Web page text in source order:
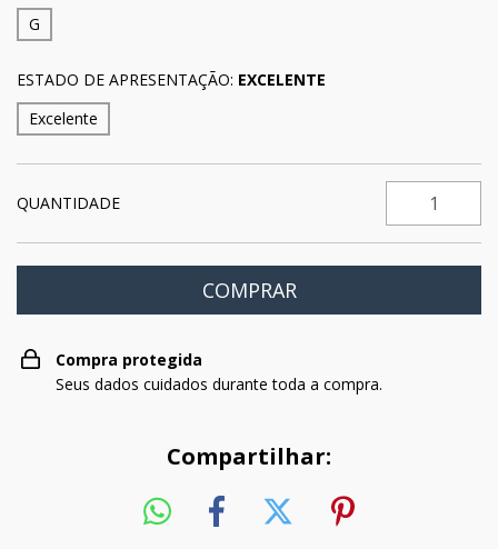
G
ESTADO DE APRESENTAÇÃO: EXCELENTE
Excelente
QUANTIDADE
Compra protegida
Seus dados cuidados durante toda a compra.
Compartilhar: